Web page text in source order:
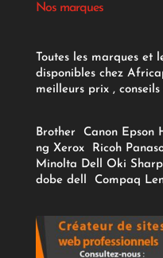
Nos marques
Toutes les marques et
disponibles chez
meilleurs prix ,
Brother Canon Epson
ng Xerox Ricoh
Minolta Dell Oki Sharp
dobe dell Compaq